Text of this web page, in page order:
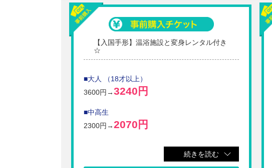
【入国手形】温浴施設と変身レンタル付き
☆
■大人 （18才以上）
3600円→3240円
■中高生
2300円→2070円
続きを読む